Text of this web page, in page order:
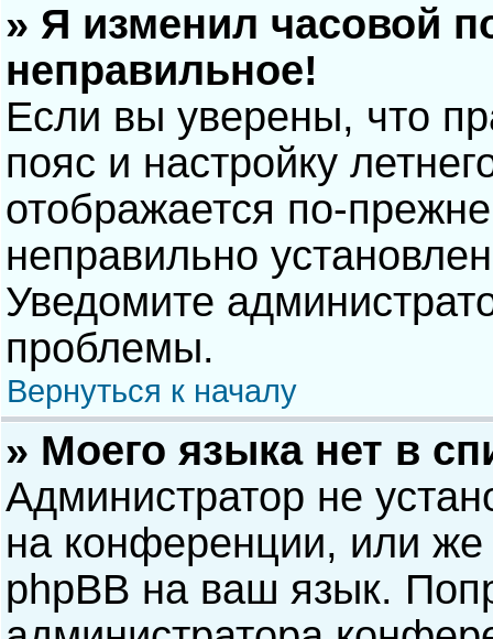
» Я изменил часовой
неправильное!
Если вы уверены, что
пояс и настройку
отображается по-
неправильно
Уведомите
проблемы.
Вернуться к началу
» Моего языка нет в
Администратор не
на конференции, или же
phpBB на ваш язык.